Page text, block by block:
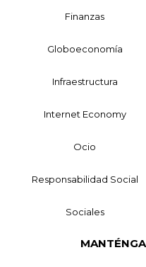
Finanzas
Globoeconomía
Infraestructura
Internet Economy
Ocio
Responsabilidad Social
Sociales